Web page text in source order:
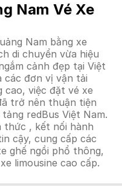
Nam Vé Xe
Nam bằng xe
di chuyển vừa hiệu
cảnh đẹp tại Việt
các đơn vị vận tải
cao, việc đặt vé xe
trở nên thuận tiện
redBus Việt Nam.
thức , kết nối hành
cậy, cung cấp các
ghế ngồi phổ thông,
limousine cao cấp.